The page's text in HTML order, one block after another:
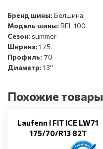
Бренд шины: Белшина
Модель шины: BEL 100
Сезон: summer
Ширина: 175
Профиль: 70
Диаметр: 13''
Похожие товары
Laufenn I FIT ICE LW71
175/70/R13 82T